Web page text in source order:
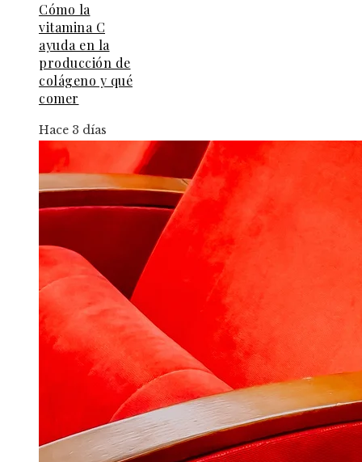
Cómo la
vitamina C
ayuda en la
producción de
colágeno y qué
comer
Hace 3 días